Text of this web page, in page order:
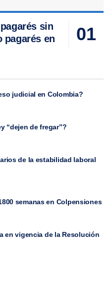
sin
pagarés en
judicial en Colombia?
“dejen de fregar”?
de la estabilidad laboral
semanas en Colpensiones
en vigencia de la Resolución